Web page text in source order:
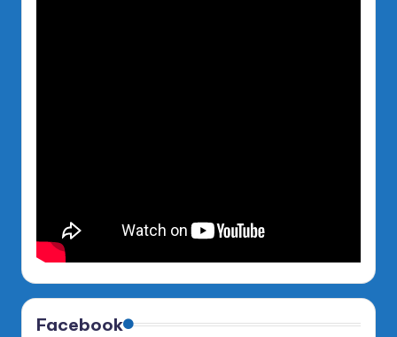
Facebook